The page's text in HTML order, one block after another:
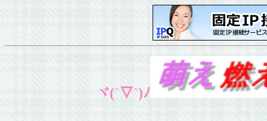
ヾ(´▽`)ﾉ